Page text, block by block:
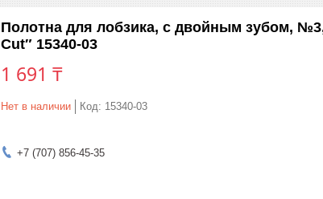
Полотна для лобзика, с двойным зубом,
Cut″ 15340-03
1 691 ₸
Нет в наличии Код: 15340-03
+7 (707) 856-45-35